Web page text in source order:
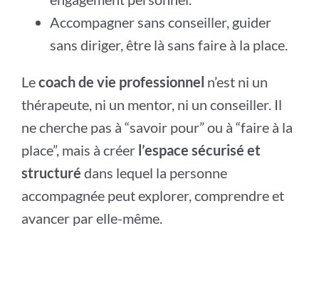
Accompagner sans conseiller, guider
sans diriger, être là sans faire à la place.
Lecoach de vie professionnel n’est ni un
thérapeute, ni un mentor, ni un conseiller. Il
ne cherche pas à “savoir pour” ou à “faire à la
place”, mais à créer l’espace sécurisé et
structuré dans lequel la personne
accompagnée peut explorer, comprendre et
avancer par elle-même.